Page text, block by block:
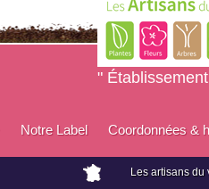
"
Notre Label Coordonnées &
Les artisans du